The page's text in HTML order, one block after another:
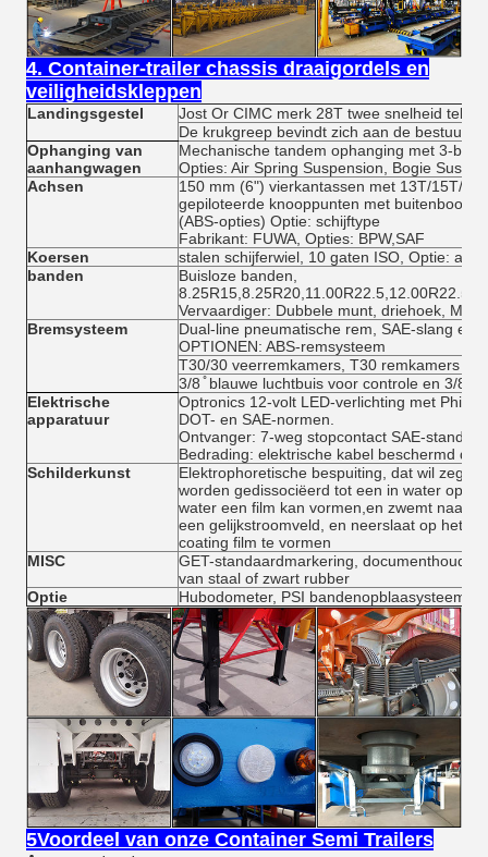
4. Container-trailer chassis draaigordels en
veiligheidskleppen
Landingsgestel
Jost Or CIMC merk 28T twee snelheid
De krukgreep bevindt zich aan de
Ophanging van
aanhangwagen
Mechanische tandem ophanging met 3-blad
Opties: Air Spring Suspension, Bogie
Achsen
150 mm (6") vierkantassen met 13T/15T/
gepiloteerde knooppunten met
(ABS-opties) Optie: schijftype
Fabrikant: FUWA, Opties: BPW,SAF
Koersen
stalen schijferwiel, 10 gaten ISO, Optie:
banden
Buisloze banden,
Vervaardiger: Dubbele munt, driehoek,
Bremsysteem
Dual-line pneumatische rem, SAE-slang en
OPTIONEN: ABS-remsysteem
T30/30 veerremkamers, T30 remkamers
3/8 ̊ blauwe luchtbuis voor controle en 3/8
Elektrische
apparatuur
Optronics 12-volt LED-verlichting met
DOT- en SAE-normen.
Ontvanger: 7-weg stopcontact SAE-
Bedrading: elektrische kabel beschermd
Schilderkunst
Elektrophoretische bespuiting, dat wil
worden gedissociëerd tot een in water
water een film kan vormen,en zwemt naar
een gelijkstroomveld, en neerslaat op het
coating film te vormen
MISC
GET-standaardmarkering,
van staal of zwart rubber
Optie
Hubodometer, PSI bandenopblaasysteem
5Voordeel van onze Container Semi Trailers